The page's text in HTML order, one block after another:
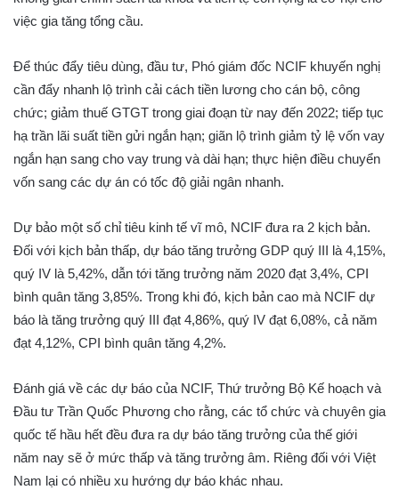
việc gia tăng tổng cầu.
Để thúc đẩy tiêu dùng, đầu tư, Phó giám đốc NCIF khuyến nghị
cần đẩy nhanh lộ trình cải cách tiền lương cho cán bộ, công
chức; giảm thuế GTGT trong giai đoạn từ nay đến 2022; tiếp tục
hạ trần lãi suất tiền gửi ngắn hạn; giãn lộ trình giảm tỷ lệ vốn vay
ngắn hạn sang cho vay trung và dài hạn; thực hiện điều chuyển
vốn sang các dự án có tốc độ giải ngân nhanh.
Dự bảo một số chỉ tiêu kinh tế vĩ mô, NCIF đưa ra 2 kịch bản.
Đối với kịch bản thấp, dự báo tăng trưởng GDP quý III là 4,15%,
quý IV là 5,42%, dẫn tới tăng trưởng năm 2020 đạt 3,4%, CPI
bình quân tăng 3,85%. Trong khi đó, kịch bản cao mà NCIF dự
báo là tăng trưởng quý III đạt 4,86%, quý IV đạt 6,08%, cả năm
đạt 4,12%, CPI bình quân tăng 4,2%.
Đánh giá về các dự báo của NCIF, Thứ trưởng Bộ Kế hoạch và
Đầu tư Trần Quốc Phương cho rằng, các tổ chức và chuyên gia
quốc tế hầu hết đều đưa ra dự báo tăng trưởng của thế giới
năm nay sẽ ở mức thấp và tăng trưởng âm. Riêng đối với Việt
Nam lại có nhiều xu hướng dự báo khác nhau.